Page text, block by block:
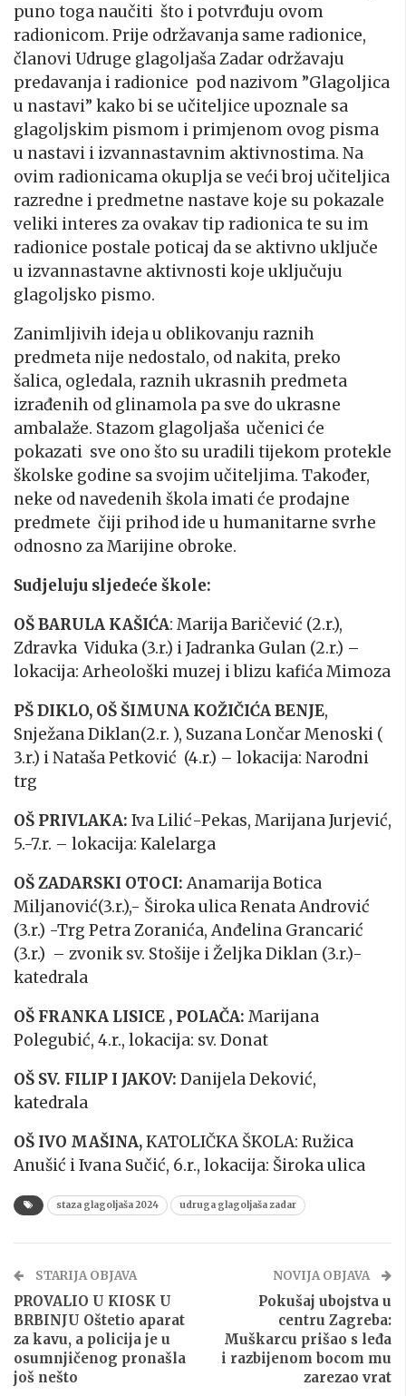
puno toga naučiti što i potvrđuju ovom
radionicom. Prije održavanja same radionice,
članovi Udruge glagoljaša Zadar održavaju
predavanja i radionice pod nazivom ”Glagoljica
u nastavi” kako bi se učiteljice upoznale sa
glagoljskim pismom i primjenom ovog pisma
u nastavi i izvannastavnim aktivnostima. Na
ovim radionicama okuplja se veći broj učiteljica
razredne i predmetne nastave koje su pokazale
veliki interes za ovakav tip radionica te su im
radionice postale poticaj da se aktivno uključe
u izvannastavne aktivnosti koje uključuju
glagoljsko pismo.
Zanimljivih ideja u oblikovanju raznih
predmeta nije nedostalo, od nakita, preko
šalica, ogledala, raznih ukrasnih predmeta
izrađenih od glinamola pa sve do ukrasne
ambalaže. Stazom glagoljaša učenici će
pokazati sve ono što su uradili tijekom protekle
školske godine sa svojim učiteljima. Također,
neke od navedenih škola imati će prodajne
predmete čiji prihod ide u humanitarne svrhe
odnosno za Marijine obroke.
Sudjeluju sljedeće škole:
OŠ BARULA KAŠIĆA: Marija Baričević (2.r.),
Zdravka Viduka (3.r.) i Jadranka Gulan (2.r.) –
lokacija: Arheološki muzej i blizu kafića Mimoza
PŠ DIKLO, OŠ ŠIMUNA KOŽIČIĆA BENJE,
Snježana Diklan(2.r. ), Suzana Lončar Menoski (
3.r.) i Nataša Petković (4.r.) – lokacija: Narodni
trg
OŠ PRIVLAKA: Iva Lilić-Pekas, Marijana Jurjević,
5.-7.r. – lokacija: Kalelarga
OŠ ZADARSKI OTOCI: Anamarija Botica
Miljanović(3.r.),- Široka ulica Renata Andrović
(3.r.) -Trg Petra Zoranića, Anđelina Grancarić
(3.r.) – zvonik sv. Stošije i Željka Diklan (3.r.)-
katedrala
OŠ FRANKA LISICE , POLAČA: Marijana
Polegubić, 4.r., lokacija: sv. Donat
OŠ SV. FILIP I JAKOV: Danijela Deković,
katedrala
OŠ IVO MAŠINA,KATOLIČKA ŠKOLA: Ružica
Anušić i Ivana Sučić, 6.r., lokacija: Široka ulica
staza glagoljaša 2024 udruga glagoljaša zadar
STARIJA OBJAVA
PROVALIO U KIOSK U
BRBINJU Oštetio aparat
za kavu, a policija je u
osumnjičenog pronašla
još nešto
NOVIJA OBJAVA
Pokušaj ubojstva u
centru Zagreba:
Muškarcu prišao s leđa
i razbijenom bocom mu
zarezao vrat